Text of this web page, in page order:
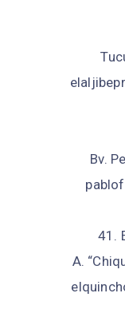
Bv.
41.
A.